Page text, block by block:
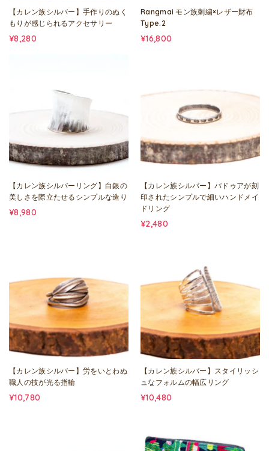
【カレン族シルバー】手作りのぬく
もりが感じられるアクセサリー
¥8,280
Rangmai モン族刺繍×レザー財布
Type.2
¥16,800
【カレン族シルバーリング】白銀の
美しさを際立たせるシンプルな造り
¥8,980
【カレン族シルバー】パドゥアが刻
印されたシンプルで細いハンドメイ
ドリング
¥2,480
【カレン族シルバー】労をいとわぬ
職人の技が光る指輪
¥10,780
【カレン族シルバー】スタイリッシ
ュなフォルムの幅広リング
¥10,480